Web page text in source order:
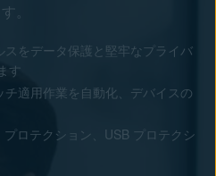
す。
をデータ保護と堅牢なプライバ
す
適用作業を自動化、デバイスの
ロテクション、USB プロテクシ